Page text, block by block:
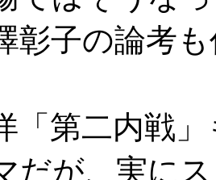
彰子の論考
第二内戦
だが、実に